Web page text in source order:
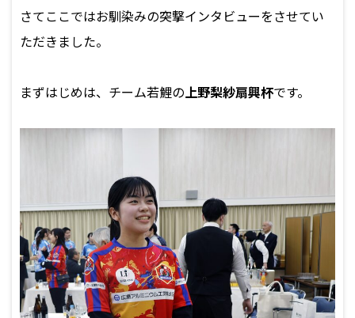
さてここではお馴染みの突撃インタビューをさせてい
ただきました。
まずはじめは、チーム若鯉の 上野梨紗扇興杯です。